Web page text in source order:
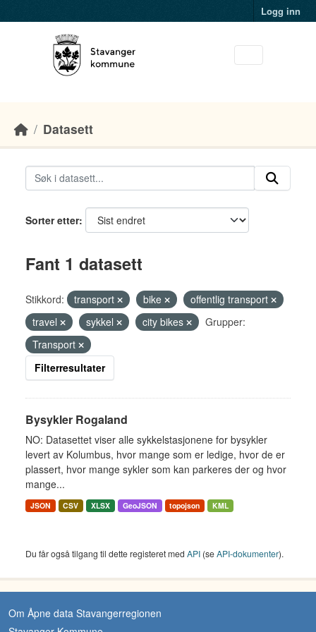
Logg inn
Datasett
Sorter etter
Fant 1 datasett
Stikkord: transport bike
offentlig transport
travel
sykkel city bikes
Grupper:
Transport
Filterresultater
Bysykler Rogaland
NO: Datasettet viser alle sykkelstasjonene for bysykler
levert av Kolumbus, hvor mange som er ledige, hvor de er
plassert, hvor mange sykler som kan parkeres der og hvor
mange...
JSON CSV XLSX GeoJSON topojson KML
Du får også tilgang til dette registeret med API (seAPI-dokumenter).
Om Åpne data Stavangerregionen